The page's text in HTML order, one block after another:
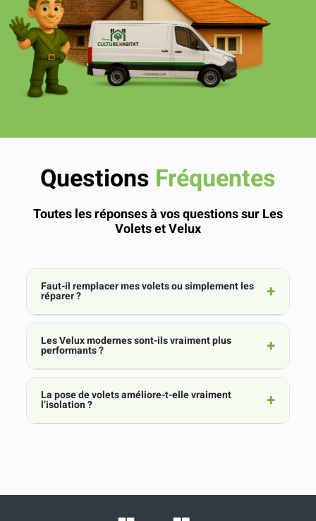
Questions Fréquentes
Toutes les réponses à vos questions sur Les
Volets et Velux
Faut-il remplacer mes volets ou simplement les
réparer ?
Les Velux modernes sont-ils vraiment plus
performants ?
La pose de volets améliore-t-elle vraiment
l’isolation ?